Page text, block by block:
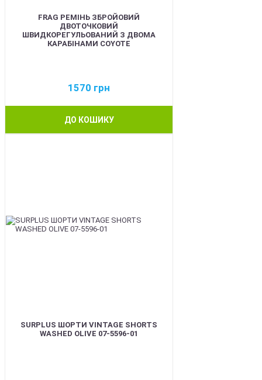
FRAG РЕМІНЬ ЗБРОЙОВИЙ
ДВОТОЧКОВИЙ
ШВИДКОРЕГУЛЬОВАНИЙ З ДВОМА
КАРАБІНАМИ COYOTE
1570 грн
ДО КОШИКУ
SURPLUS ШОРТИ VINTAGE SHORTS
WASHED OLIVE 07-5596-01